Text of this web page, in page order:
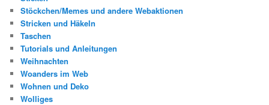
Stöckchen/Memes und andere Webaktionen
Stricken und Häkeln
Taschen
Tutorials und Anleitungen
Weihnachten
Woanders im Web
Wohnen und Deko
Wolliges